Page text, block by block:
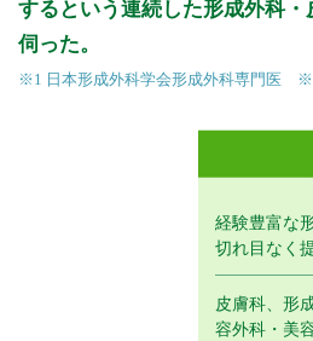
するという連続した形成外科
伺った。
※1 日本形成外科学会形成外科専門医
経験豊富な
切れ目なく
皮膚科、形
容外科・美